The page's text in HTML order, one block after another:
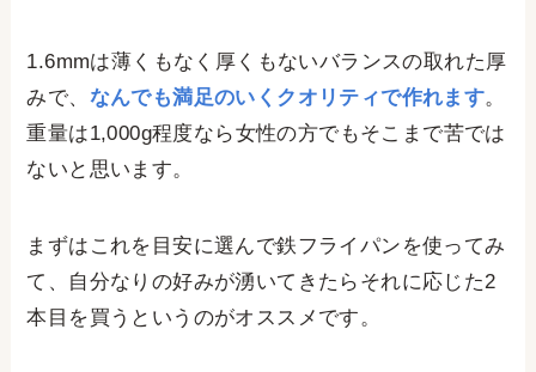
1.6mmは薄くもなく厚くもないバランスの取れた厚
みで、 なんでも満足のいくクオリティで作れます。
重量は1,000g程度なら女性の方でもそこまで苦では
ないと思います。
まずはこれを目安に選んで鉄フライパンを使ってみ
て、自分なりの好みが湧いてきたらそれに応じた2
本目を買うというのがオススメです。